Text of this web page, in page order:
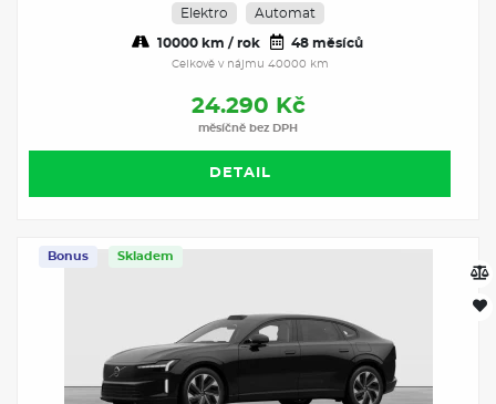
Elektro Automat
10000 km / rok 48 měsíců
Celkově v nájmu 40000 km
24.290 Kč
měsíčně bez DPH
DETAIL
Skladem
Bonus